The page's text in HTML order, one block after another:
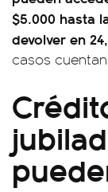
$5.000 hasta
devolver en
casos